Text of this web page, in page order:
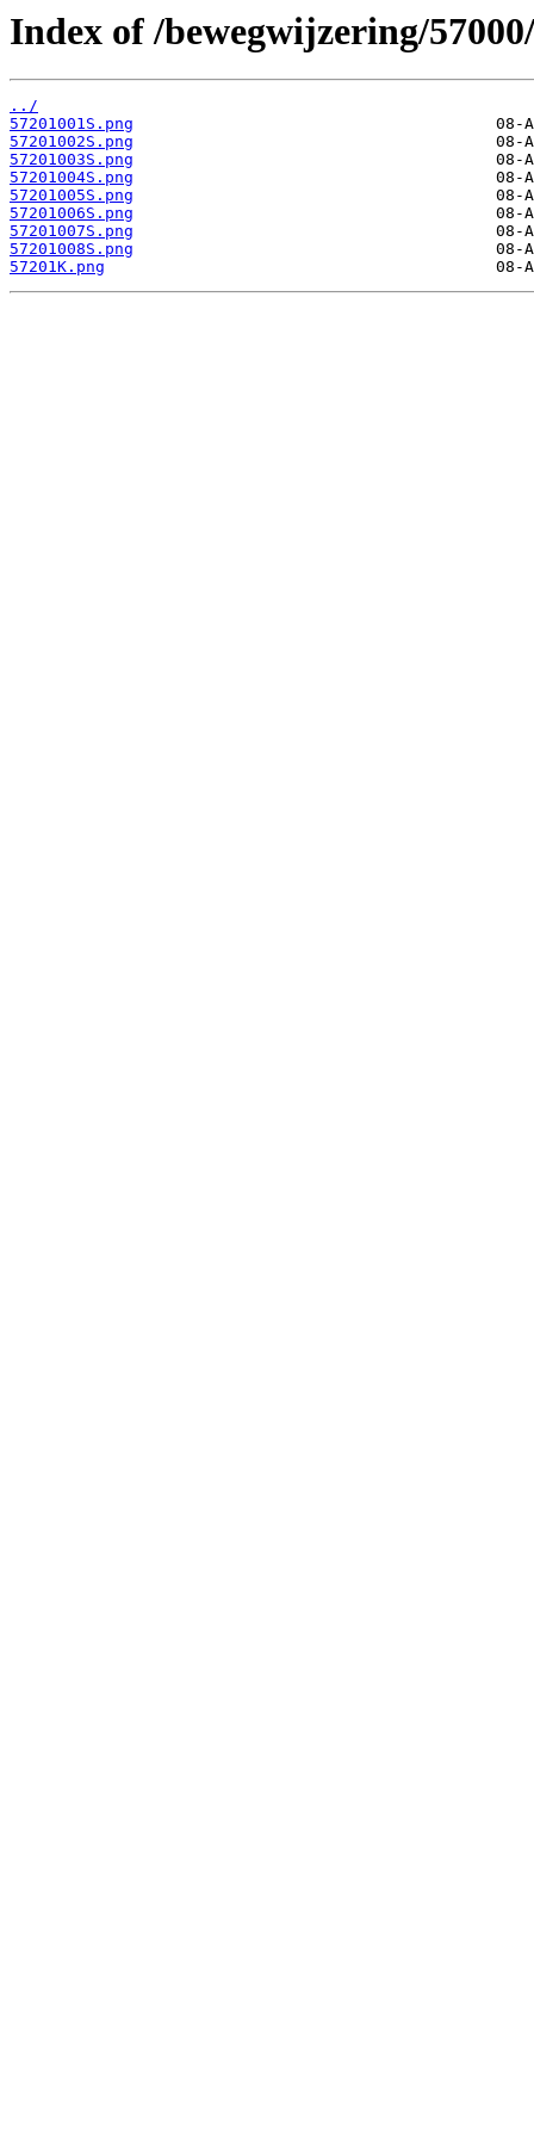
Index of /bewegwijzering/
../
57201001S.png
57201002S.png
57201003S.png
57201004S.png
57201005S.png
57201006S.png
57201007S.png
57201008S.png
57201K.png